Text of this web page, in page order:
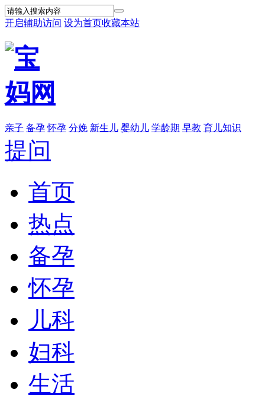
开启辅助访问 设为首页收藏本站
亲子 备孕 怀孕 分娩 新生儿 婴幼儿 学龄期 早教 育儿知识
提问
首页
热点
备孕
怀孕
儿科
妇科
生活